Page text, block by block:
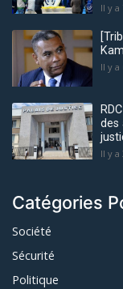
Il y a
Il y a
des
Il y a
Catégories
Société
Sécurité
Politique